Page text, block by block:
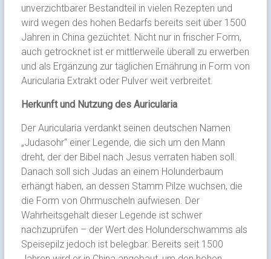
unverzichtbarer Bestandteil in vielen Rezepten und
wird wegen des hohen Bedarfs bereits seit über 1500
Jahren in China gezüchtet. Nicht nur in frischer Form,
auch getrocknet ist er mittlerweile überall zu erwerben
und als Ergänzung zur täglichen Ernährung in Form von
Auricularia Extrakt oder Pulver weit verbreitet.
Herkunft und Nutzung des Auricularia
Der Auricularia verdankt seinen deutschen Namen
„Judasohr“ einer Legende, die sich um den Mann
dreht, der der Bibel nach Jesus verraten haben soll.
Danach soll sich Judas an einem Holunderbaum
erhängt haben, an dessen Stamm Pilze wuchsen, die
die Form von Ohrmuscheln aufwiesen. Der
Wahrheitsgehalt dieser Legende ist schwer
nachzuprüfen – der Wert des Holunderschwamms als
Speisepilz jedoch ist belegbar. Bereits seit 1500